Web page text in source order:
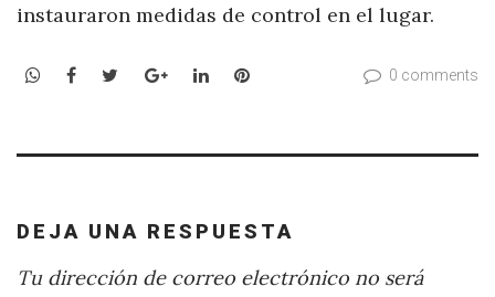
instauraron medidas de control en el lugar.
WhatsApp
Facebook
TwitterGoogle+LinkedInPinterest 0 comments
DEJA UNA RESPUESTA
Tu dirección de correo electrónico no será